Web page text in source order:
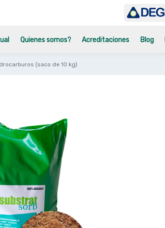
Quienes somos? Acreditaciones Blog
(saco de 10 kg)